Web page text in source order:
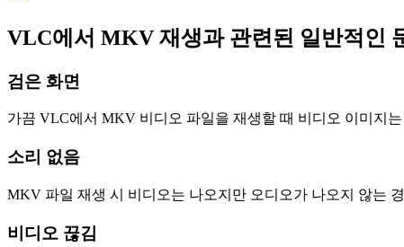
VLC에서 MKV 재생과 관련된 일반적인
검은 화면
가끔 VLC에서 MKV 비디오 파일을 재생할 때 비디오 이미지
소리 없음
MKV 파일 재생 시 비디오는 나오지만 오디오가 나오지 않는
비디오 끊김